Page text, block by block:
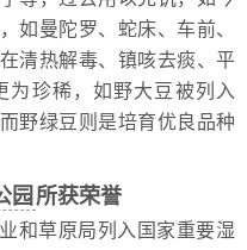
如曼陀罗、蛇床、车前、
清热解毒、镇咳去痰、平
为珍稀，如野大豆被列入
野绿豆则是培育优良品种
园 所获荣誉
草原局列入国家重要湿